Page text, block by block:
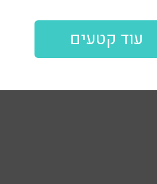
עוד קטעים